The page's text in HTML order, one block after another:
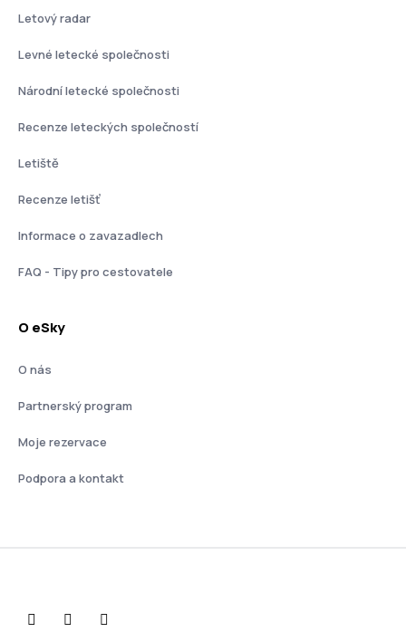
Letový radar
Levné letecké společnosti
Národní letecké společnosti
Recenze leteckých společností
Letiště
Recenze letišť
Informace o zavazadlech
FAQ - Tipy pro cestovatele
O eSky
O nás
Partnerský program
Moje rezervace
Podpora a kontakt